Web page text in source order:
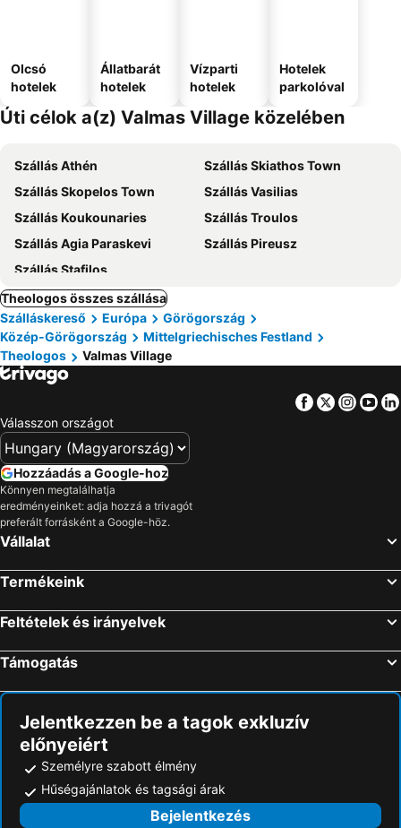
Olcsó
hotelek
Állatbarát
hotelek
Vízparti
hotelek
Hotelek
parkolóval
Úti célok a(z) Valmas Village közelében
Szállás Athén
Szállás Skiathos Town
Szállás Skopelos Town
Szállás Vasilias
Szállás Koukounaries
Szállás Troulos
Szállás Agia Paraskevi
Szállás Pireusz
Szállás Stafilos
Theologos összes szállása
Szálláskereső
Európa
Görögország
Közép-Görögország
Mittelgriechisches Festland
Theologos
Valmas Village
Facebook
Twitter
Válasszon országot
Hozzáadás a Google-hoz
Könnyen megtalálhatja
eredményeinket: adja hozzá a trivagót
preferált forrásként a Google-höz.
Vállalat
Termékeink
Feltételek és irányelvek
Támogatás
Jelentkezzen be a tagok exkluzív
előnyeiért
Személyre szabott élmény
Hűségajánlatok és tagsági árak
Bejelentkezés